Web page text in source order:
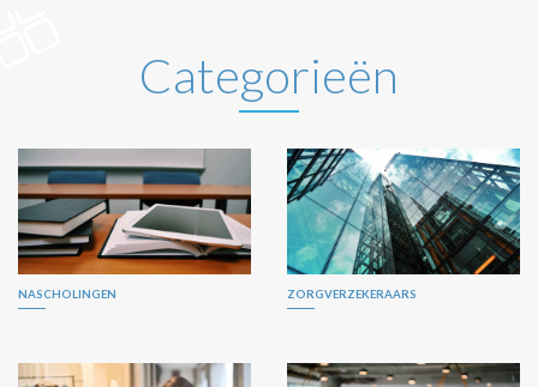
Categorieën
NASCHOLINGEN ZORGVERZEKERAARS